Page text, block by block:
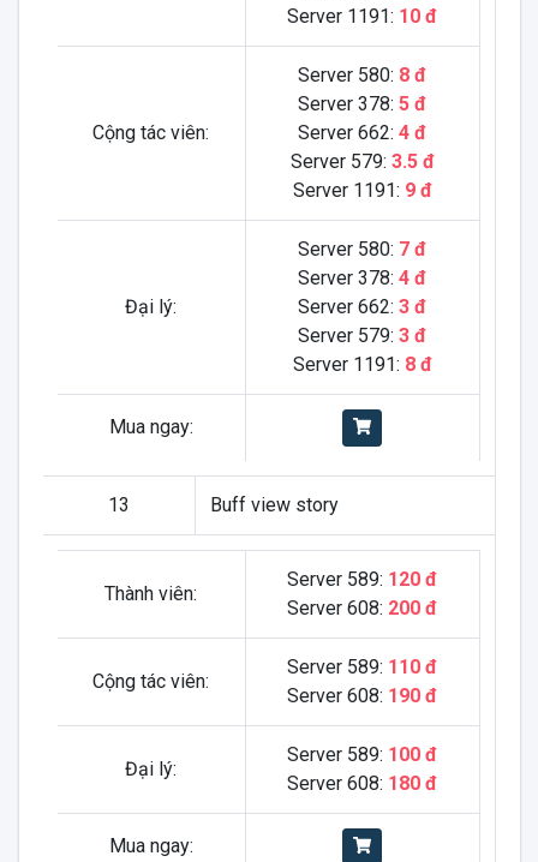
Server 1191: 10 đ
Cộng tác viên:
Server 580: 8 đ
Server 378: 5 đ
Server 662: 4 đ
Server 579: 3.5 đ
Server 1191: 9 đ
Đại lý:
Server 580: 7 đ
Server 378: 4 đ
Server 662: 3 đ
Server 579: 3 đ
Server 1191: 8 đ
Mua ngay:
13 Buff view story
Thành viên:
Server 589: 120 đ
Server 608: 200 đ
Cộng tác viên:
Server 589: 110 đ
Server 608: 190 đ
Đại lý:
Server 589: 100 đ
Server 608: 180 đ
Mua ngay: